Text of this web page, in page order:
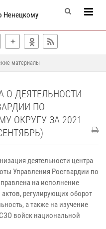
Ненецкому
материалы
О ДЕЯТЕЛЬНОСТИ
ПО
ОКРУГУ ЗА 2021
деятельности центра
Управления Росгвардии по
на исполнение
регулирующих оборот
а также на изучение
войск национальной